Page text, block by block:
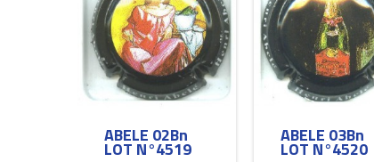
ABELE 02Bn
LOT N°4519
ABELE 03Bn
LOT N°4520